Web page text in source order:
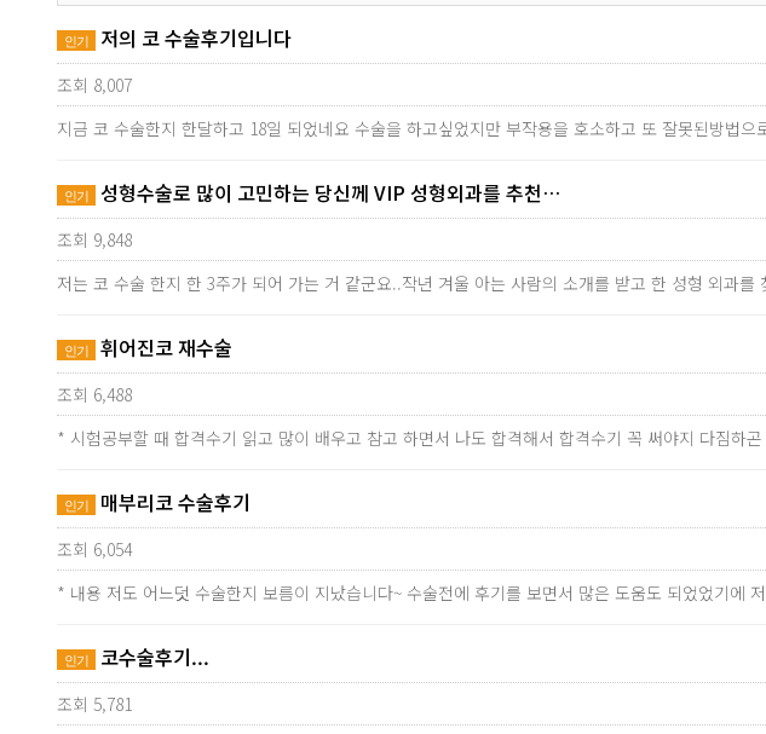
인기 저의 코 수술후기입니다
조회 8,007
지금 코 수술한지 한달하고 18일 되었네요 수술을 하고싶었지만 부작용을 호소하고 또 잘못된방법
인기 성형수술로 많이 고민하는 당신께 VIP 성형외과를 추천…
조회 9,848
저는 코 수술 한지 한 3주가 되어 가는 거 같군요..작년 겨울 아는 사람의 소개를 받고 한 성형 외과
인기 휘어진코 재수술
조회 6,488
* 시험공부할 때 합격수기 읽고 많이 배우고 참고 하면서 나도 합격해서 합격수기 꼭 써야지 다짐
인기 매부리코 수술후기
조회 6,054
* 내용 저도 어느덧 수술한지 보름이 지났습니다~ 수술전에 후기를 보면서 많은 도움도 되었었기
인기 코수술후기...
조회 5,781